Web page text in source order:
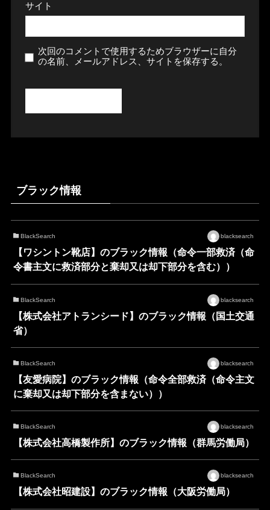
サイト
次回のコメントで使用するためブラウザーに自分
の名前、メールアドレス、サイトを保存する。
ブラック情報
BlackSearch blacksearch
【ワシントン靴店】のブラック情報（命令一部救済（命
令書主文に救済部分と棄却又は却下部分を含む））
BlackSearch blacksearch
【株式会社アトランシード】のブラック情報（国土交通
省）
BlackSearch blacksearch
【友愛病院】のブラック情報（命令全部救済（命令主文
に棄却又は却下部分を含まない））
BlackSearch blacksearch
【株式会社高橋製作所】のブラック情報（群馬労働局）
BlackSearch blacksearch
【株式会社昭建設】のブラック情報（大阪労働局）